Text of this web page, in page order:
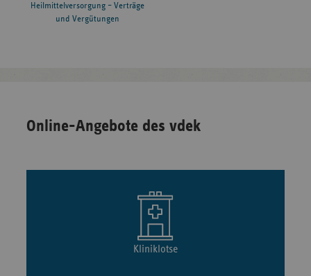
Heilmittelversorgung – Verträge
und Vergütungen
Online-Angebote des vdek
Kliniklotse